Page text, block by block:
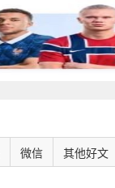
微信 其他好文